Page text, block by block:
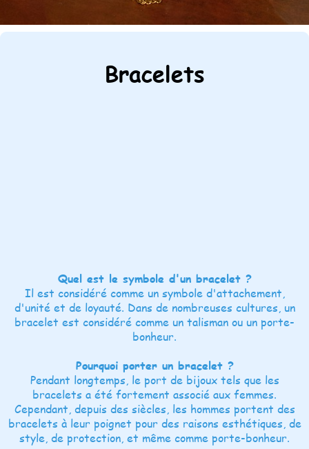
Bracelets
Quel est le symbole d'un bracelet ?
Il est considéré comme un symbole d'attachement,
d'unité et de loyauté. Dans de nombreuses cultures, un
bracelet est considéré comme un talisman ou un porte-
bonheur.
Pourquoi porter un bracelet ?
Pendant longtemps, le port de bijoux tels que les
bracelets a été fortement associé aux femmes.
Cependant, depuis des siècles, les hommes portent des
bracelets à leur poignet pour des raisons esthétiques, de
style, de protection, et même comme porte-bonheur.